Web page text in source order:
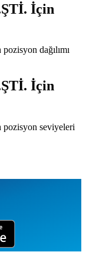
İçin
dağılımı
İçin
pozisyon seviyeleri